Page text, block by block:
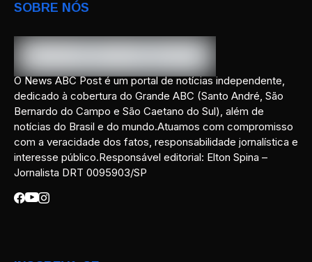
SOBRE NÓS
O News ABC Post é um portal de notícias independente,
dedicado à cobertura do Grande ABC (Santo André, São
Bernardo do Campo e São Caetano do Sul), além de
notícias do Brasil e do mundo.Atuamos com compromisso
com a veracidade dos fatos, responsabilidade jornalística e
interesse público.Responsável editorial: Elton Spina –
Jornalista DRT 0095903/SP